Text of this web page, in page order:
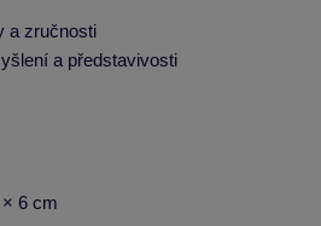
a zručnosti
a představivosti
6 cm